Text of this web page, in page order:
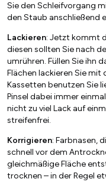
Sie den Schleifvorgang
den Staub anschließend
Lackieren: Jetzt kommt
diesen sollten Sie nach
umrühren. Füllen Sie ihn
Flächen lackieren Sie mit
Kassetten benutzen Sie
Pinsel dabei immer
nicht zu viel Lack auf
streifenfrei.
Korrigieren: Farbnasen,
schnell vor dem
gleichmäßige Fläche
trocknen – in der Regel